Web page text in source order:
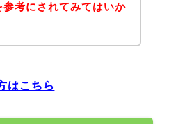
考にされてみてはいか
はこちら